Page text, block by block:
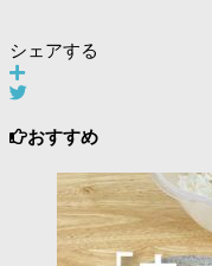
シェアする
おすすめ